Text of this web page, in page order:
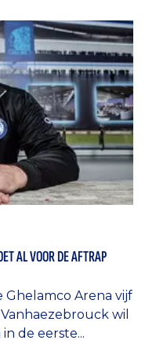
AL VOOR DE AFTRAP
Ghelamco Arena vijf
wil
de eerste...